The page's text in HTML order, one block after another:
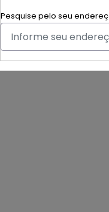
Pesquise pelo seu